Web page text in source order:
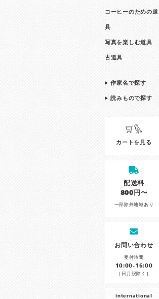
コーヒーのための道
具
写真を楽しむ道具
古道具
作家名で探す
読みもので探す
カートを見る
配送料
800円〜
一部除外地域あり
お問い合わせ
受付時間
10:00-16:00
［日月祝除く］
international